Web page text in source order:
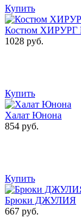
Купить
Костюм ХИРУРГ
1028 руб.
Купить
Халат Юнона
854 руб.
Купить
Брюки ДЖУЛИЯ
667 руб.